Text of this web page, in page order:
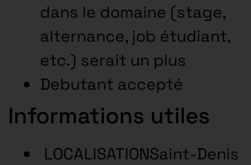
dans le domaine (stage,
alternance, job étudiant,
etc.) serait un plus
Debutant accepté
Informations utiles
LOCALISATIONSaint-Denis